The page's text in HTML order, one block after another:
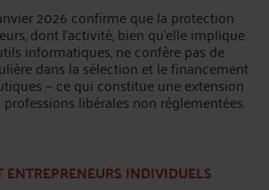
2026 confirme que la protection
dont l’activité, bien qu’elle implique
informatiques, ne confère pas de
dans la sélection et le financement
— ce qui constitue une extension
libérales non réglementées.
ENTREPRENEURS INDIVIDUELS